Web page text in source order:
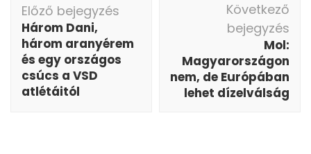
navigáció
Előző bejegyzés
Három Dani,
három aranyérem
és egy országos
csúcs a VSD
atlétáitól
Következő
bejegyzés
Mol:
Magyarországon
nem, de Európában
lehet dízelválság